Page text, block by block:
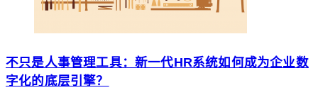
不只是人事管理工具：新一代HR系统如何成为企业数
字化的底层引擎？